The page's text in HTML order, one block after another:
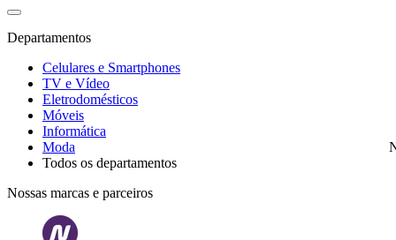
Departamentos
Celulares e Smartphones
TV e Vídeo
Eletrodomésticos
Móveis
Informática
Moda
Todos os departamentos
Nossas marcas e parceiros